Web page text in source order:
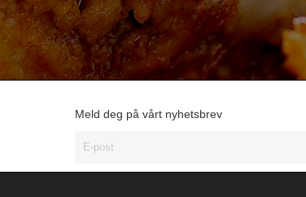
Meld deg på vårt nyhetsbrev